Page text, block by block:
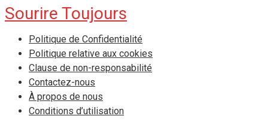
Skip
to
content
Sourire Toujours
Politique de Confidentialité
Politique relative aux cookies
Clause de non-responsabilité
Contactez-nous
À propos de nous
Conditions d’utilisation